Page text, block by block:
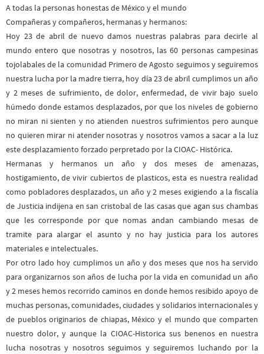
A todas la personas honestas de México y el mundo
Compañeras y compañeros, hermanas y hermanos:
Hoy 23 de abril de nuevo damos nuestras palabras para decirle al
mundo entero que nosotras y nosotros, las 60 personas campesinas
tojolabales de la comunidad Primero de Agosto seguimos y seguiremos
nuestra lucha por la madre tierra, hoy día 23 de abril cumplimos un año
y 2 meses de sufrimiento, de dolor, enfermedad, de vivir bajo suelo
húmedo donde estamos desplazados, por que los niveles de gobierno
no miran ni sienten y no atienden nuestros sufrimientos pero aunque
no quieren mirar ni atender nosotras y nosotros vamos a sacar a la luz
este desplazamiento forzado perpretado por la CIOAC- Histórica.
Hermanas y hermanos un año y dos meses de amenazas,
hostigamiento, de vivir cubiertos de plasticos, esta es nuestra realidad
como pobladores desplazados, un año y 2 meses exigiendo a la fiscalía
de Justicia indijena en san cristobal de las casas que agan sus chambas
que les corresponde por que nomas andan cambiando mesas de
tramite para alargar el asunto y no hay justicia para los autores
materiales e intelectuales.
Por otro lado hoy cumplimos un año y dos meses que nos ha servido
para organizarnos son años de lucha por la vida en comunidad un año
y 2 meses hemos recorrido caminos en donde hemos resibido apoyo de
muchas personas, comunidades, ciudades y solidarios internacionales y
de pueblos originarios de chiapas, México y el mundo que comparten
nuestro dolor, y aunque la CIOAC-Historica sus benenos en nuestra
lucha nosotras y nosotros seguimos y seguiremos luchando por la